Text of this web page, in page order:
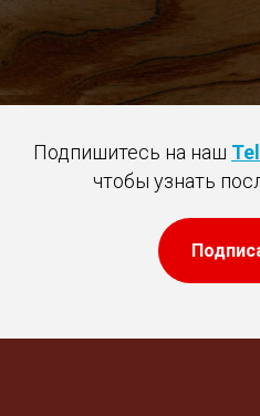
Подпишитесь на наш
чтобы узнать